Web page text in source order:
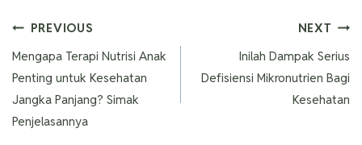
PREVIOUS
Mengapa Terapi Nutrisi Anak
Penting untuk Kesehatan
Jangka Panjang? Simak
Penjelasannya
NEXT
Inilah Dampak Serius
Defisiensi Mikronutrien Bagi
Kesehatan